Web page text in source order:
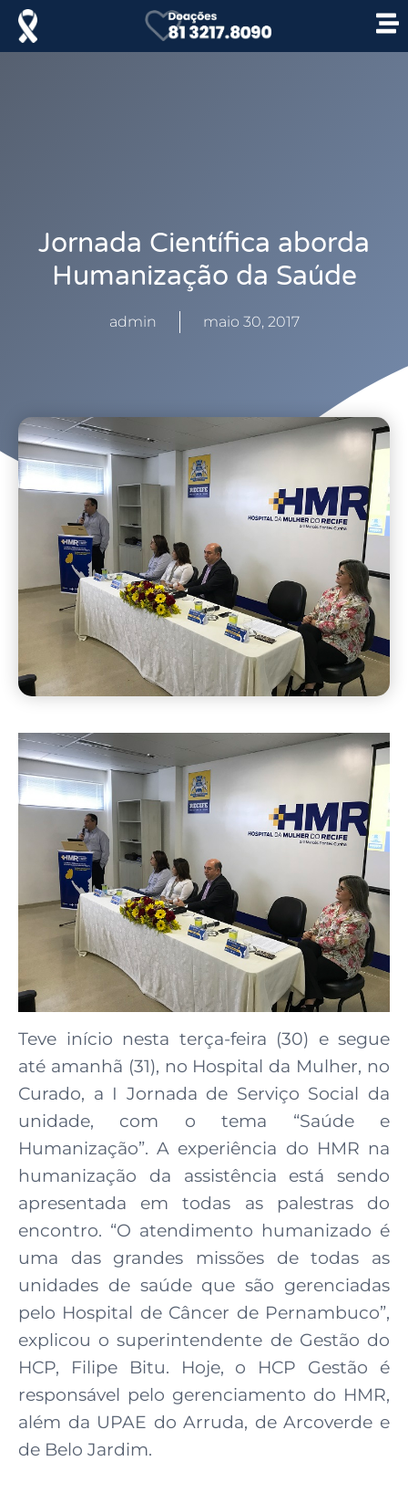
Jornada Científica aborda
Humanização da Saúde
admin maio 30, 2017
Teve início nesta terça-feira (30) e segue
até amanhã (31), no Hospital da Mulher, no
Curado, a I Jornada de Serviço Social da
unidade, com o tema “Saúde e
Humanização”. A experiência do HMR na
humanização da assistência está sendo
apresentada em todas as palestras do
encontro. “O atendimento humanizado é
uma das grandes missões de todas as
unidades de saúde que são gerenciadas
pelo Hospital de Câncer de Pernambuco”,
explicou o superintendente de Gestão do
HCP, Filipe Bitu. Hoje, o HCP Gestão é
responsável pelo gerenciamento do HMR,
além da UPAE do Arruda, de Arcoverde e
de Belo Jardim.